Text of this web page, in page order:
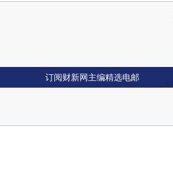
订阅财新网主编精选电邮